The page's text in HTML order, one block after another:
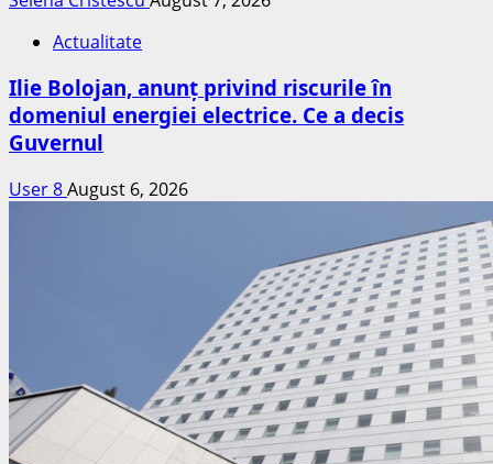
Actualitate
Ilie Bolojan, anunț privind riscurile în
domeniul energiei electrice. Ce a decis
Guvernul
User 8August 6, 2026